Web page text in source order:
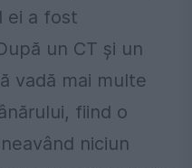
ei a fost
un CT și un
vadă mai multe
fiind o
niciun